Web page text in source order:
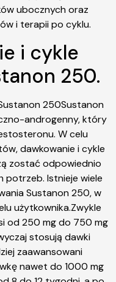
ubocznych oraz
i terapii po cyklu.
i cykle
250.
250Sustanon
androgenny, który
W celu
dawkowanie i cykle
zostać odpowiednio
Istnieje wiele
Sustanon 250, w
użytkownika.Zwykle
od 250 mg do 750 mg
stosują dawki
zaawansowani
nawet do 1000 mg